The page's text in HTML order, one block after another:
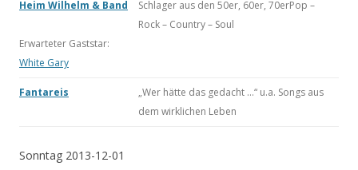
Heim Wilhelm & Band
Erwarteter Gaststar:
White Gary
Schlager aus den 50er, 60er, 70erPop –
Rock – Country – Soul
Fantareis
„Wer hätte das gedacht …“ u.a. Songs aus
dem wirklichen Leben
Sonntag 2013-12-01